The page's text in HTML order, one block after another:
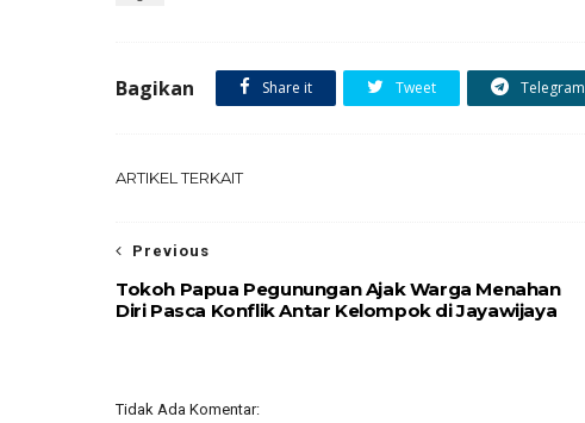
Bagikan Share it Tweet Telegram
ARTIKEL TERKAIT
Previous
Tokoh Papua Pegunungan Ajak Warga Menahan
Diri Pasca Konflik Antar Kelompok di Jayawijaya
Tidak Ada Komentar: